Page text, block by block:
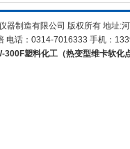
器制造有限公司 版权所有 地址:
电话：0314-7016333 手机：
塑料化工（热变型维卡软